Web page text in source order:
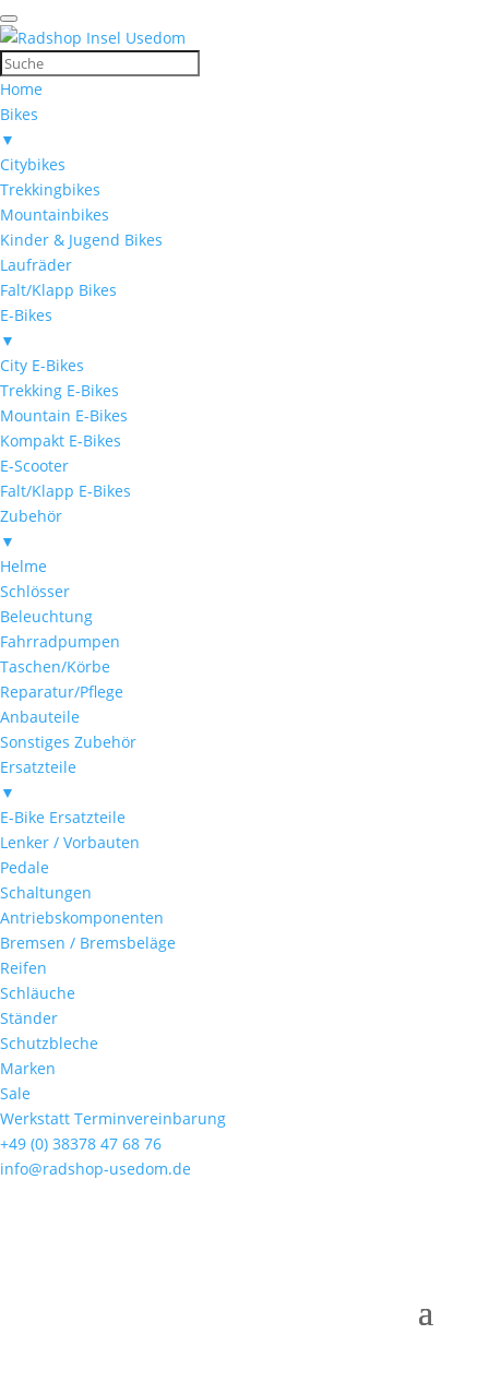
Home
Bikes
▼
Citybikes
Trekkingbikes
Mountainbikes
Kinder & Jugend Bikes
Laufräder
Falt/Klapp Bikes
E-Bikes
▼
City E-Bikes
Trekking E-Bikes
Mountain E-Bikes
Kompakt E-Bikes
E-Scooter
Falt/Klapp E-Bikes
Zubehör
▼
Helme
Schlösser
Beleuchtung
Fahrradpumpen
Taschen/Körbe
Reparatur/Pflege
Anbauteile
Sonstiges Zubehör
Ersatzteile
▼
E-Bike Ersatzteile
Lenker / Vorbauten
Pedale
Schaltungen
Antriebskomponenten
Bremsen / Bremsbeläge
Reifen
Schläuche
Ständer
Schutzbleche
Marken
Sale
Werkstatt Terminvereinbarung
+49 (0) 38378 47 68 76
info@radshop-usedom.de